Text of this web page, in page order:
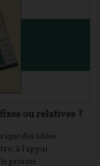
ou relatives ?
des idées
à l'appui
prisme